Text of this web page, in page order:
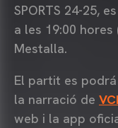
SPORTS 24-25,
a les 19:00
Mestalla.
El partit es
la narració de
web i la app